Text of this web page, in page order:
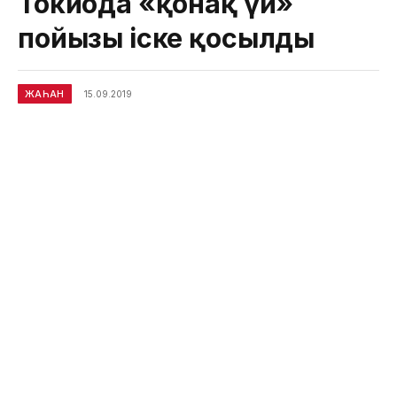
пойызы іске қосылды
ЖАҺАН 15.09.2019